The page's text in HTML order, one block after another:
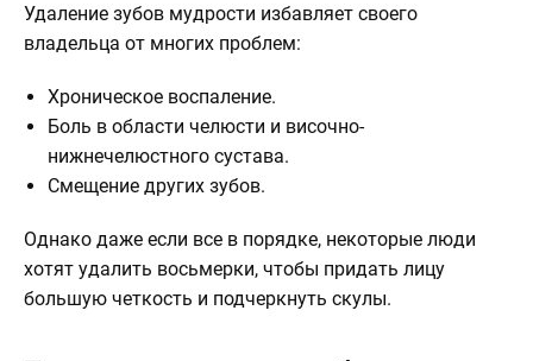
Удаление зубов мудрости избавляет своего
владельца от многих проблем:
Хроническое воспаление.
Боль в области челюсти и височно-
нижнечелюстного сустава.
Смещение других зубов.
Однако даже если все в порядке, некоторые люди
хотят удалить восьмерки, чтобы придать лицу
большую четкость и подчеркнуть скулы.